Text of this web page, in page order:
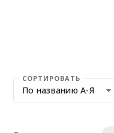
СОРТИРОВАТЬ
По названию А-Я